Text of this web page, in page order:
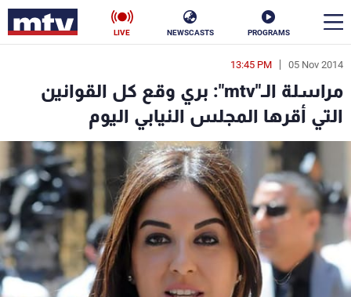
PROGRAMS
NEWSCASTS
LIVE
05 Nov 2014
13:45 PM
مراسلة الـ"mtv": بري وقع كل القوانين
التي أقرها المجلس النيابي اليوم
en
الأخبار
سياسة ناس
إقتصاد فن
منوعات رياضة
كأس العالم